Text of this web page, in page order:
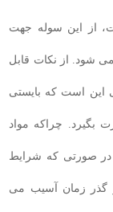
از این سوله جهت
می شود. از نکات قابل
این است که بایستی
بگیرد. چراکه مواد
در صورتی که شرایط
گذر زمان آسیب می